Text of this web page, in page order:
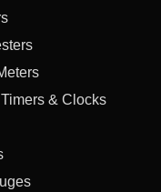
& Clocks